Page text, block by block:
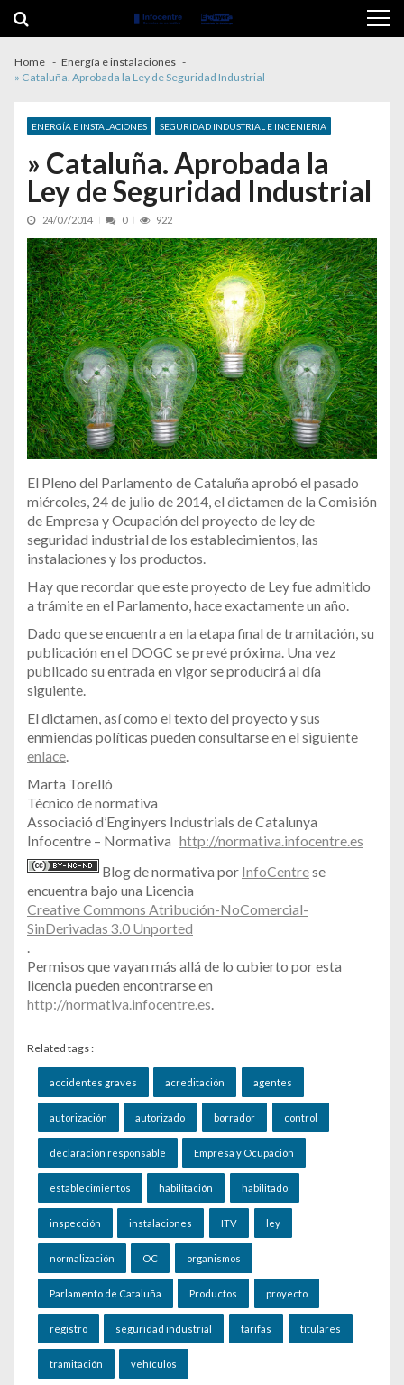
Home
Energía e instalaciones
» Cataluña. Aprobada la Ley de Seguridad Industrial
ENERGÍA E INSTALACIONES SEGURIDAD INDUSTRIAL E INGENIERIA
» Cataluña. Aprobada la
Ley de Seguridad Industrial
24/07/2014 0 922
El Pleno del Parlamento de Cataluña aprobó el pasado
miércoles, 24 de julio de 2014, el dictamen de la Comisión
de Empresa y Ocupación del proyecto de ley de
seguridad industrial de los establecimientos, las
instalaciones y los productos.
Hay que recordar que este proyecto de Ley fue admitido
a trámite en el Parlamento, hace exactamente un año.
Dado que se encuentra en la etapa final de tramitación, su
publicación en el DOGC se prevé próxima. Una vez
publicado su entrada en vigor se producirá al día
siguiente.
El dictamen, así como el texto del proyecto y sus
enmiendas políticas pueden consultarse en el siguiente
enlace
Marta Torelló
Técnico de normativa
Associació d’Enginyers Industrials de Catalunya
Infocentre – Normativa http://normativa.infocentre.es
Blog de normativa por InfoCentrese
encuentra bajo una Licencia
Creative Commons Atribución-NoComercial-
SinDerivadas 3.0 Unported
Permisos que vayan más allá de lo cubierto por esta
licencia pueden encontrarse en
http://normativa.infocentre.es
Related tags :
accidentes graves acreditación agentes
autorización autorizado borrador control
declaración responsable Empresa y Ocupación
establecimientos habilitación habilitado
inspección instalaciones ITV ley
normalización OC organismos
Parlamento de Cataluña Productos proyecto
registro seguridad industrial tarifas titulares
tramitación vehículos